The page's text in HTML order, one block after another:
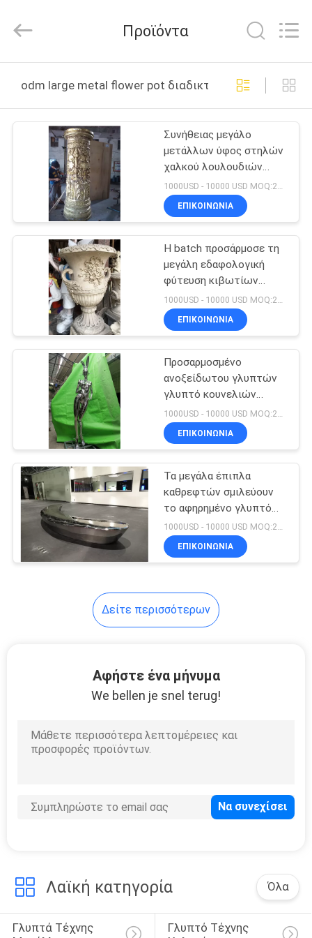
ΠΡΟΪΌΝΤΑ
ΒΊΝΤΕΟ
ΣΧΕΤΙΚΆ
ΜΕ
ΕΜΆΣ
ΕΠΙΣΚΕΨΉ
ΕΡΓΟΣΤΑΣΊΟΥ
ΈΛΕΓΧΟΣ
ΠΟΙΌΤΗΤΑΣ
ΕΠΙΚΟΙΝΩΝΉΣΤΕ
ΜΑΖΊ
ΜΑΣ
ΕΙΔΉΣΕΙΣ
ΠΡΟΣΦΟΡΆ
PRIVACY
Ltd..
Reserved.
Προϊόντα
odm large metal flower pot διαδικτυακή κατασκευή
Συνήθειας μεγάλο
μετάλλων ύφος στηλών
χαλκού λουλουδιών
χυτό δοχείο ευρωπαϊκό
ακόμα
1000USD - 10000 USD MOQ:20 κομμάτι
ΕΠΙΚΟΙΝΩΝΊΑ
Η batch προσάρμοσε τη
μεγάλη εδαφολογική
φύτευση κιβωτίων
λουλουδιών ρητίνης
δοχείων λουλουδιών
μετάλλων
ΕΠΙΚΟΙΝΩΝΊΑ
Προσαρμοσμένο
ανοξείδωτου γλυπτών
γλυπτό κουνελιών
καθρεφτών αφηρημένο
μηχανικό μεγάλο
ΕΠΙΚΟΙΝΩΝΊΑ
Τα μεγάλα έπιπλα
καθρεφτών σμιλεύουν
το αφηρημένο γλυπτό
καναπέδων 5000 χιλ.
1000USD - 10000 USD MOQ:20 κομμάτι
ΕΠΙΚΟΙΝΩΝΊΑ
Δείτε περισσότερων
Αφήστε ένα μήνυμα
We bellen je snel terug!
Λαϊκή κατηγορία Όλα
Γλυπτά Τέχνης
Γλυπτό Τέχνης